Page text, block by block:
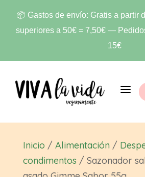
📦 Gastos de envío: Gratis a partir
superiores a 50€ = 7,50€ —
15€
a
Inicio / Alimentación/
condimentos / Sazonador